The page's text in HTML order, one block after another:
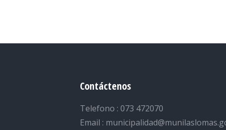
Contáctenos
Telefono : 073 472070
Email :